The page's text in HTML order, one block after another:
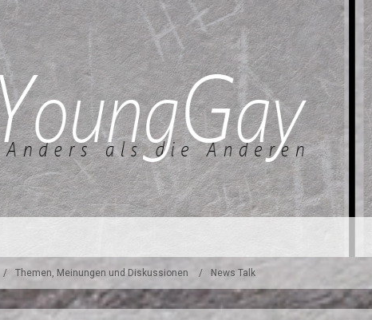
Themen, Meinungen und Diskussionen News Talk